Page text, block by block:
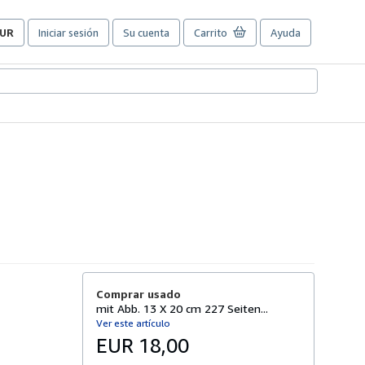
Iniciar sesión Su cuenta Carrito Ayuda
Comprar usado
mit Abb. 13 X 20 cm 227 Seiten...
Ver este artículo
EUR 18,00